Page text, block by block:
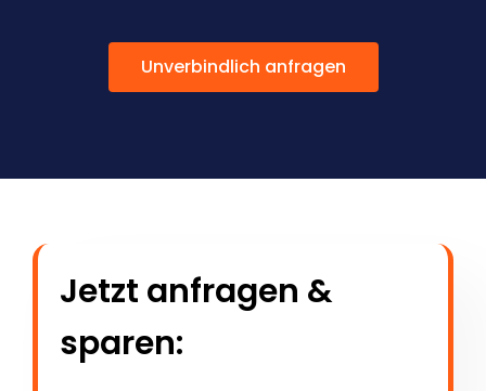
Unverbindlich anfragen
Jetzt anfragen &
sparen: